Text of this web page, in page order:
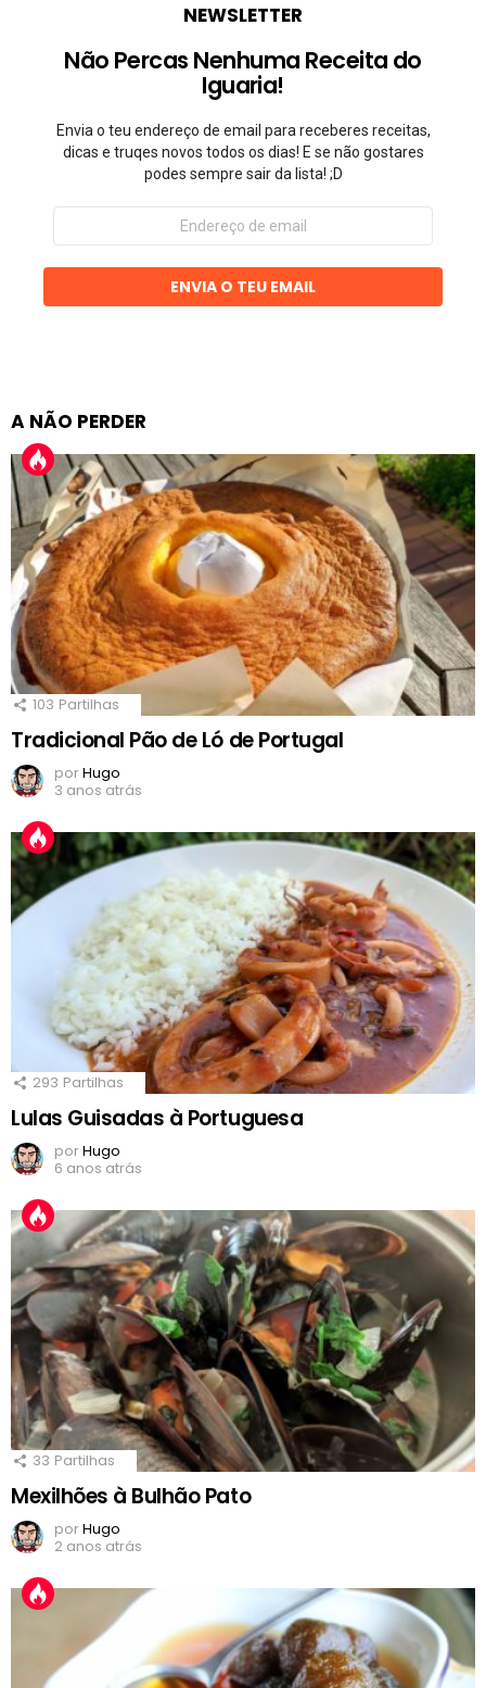
NEWSLETTER
Não Percas Nenhuma Receita do
Iguaria!
Envia o teu endereço de email para receberes receitas,
dicas e truqes novos todos os dias! E se não gostares
podes sempre sair da lista! ;D
Endereço
email
ENVIA O TEU EMAIL
A NÃO PERDER
103 Partilhas
Tradicional Pão de Ló de Portugal
porHugo
3 anos atrás
293 Partilhas
Lulas Guisadas à Portuguesa
porHugo
6 anos atrás
33 Partilhas
Mexilhões à Bulhão Pato
porHugo
2 anos atrás